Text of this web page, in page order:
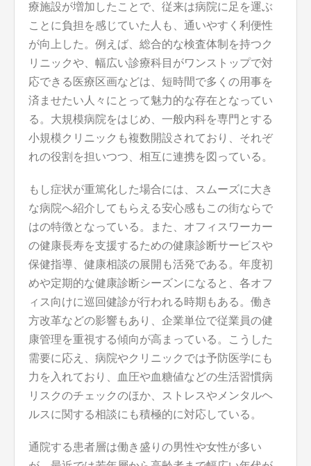
療施設が増加したことで、従来は病院に足を運ぶ
ことに負担を感じていた人も、通いやすく利便性
が向上した。例えば、総合的な検査体制を持つク
リニックや、幅広い診療科目がワンストップで対
応できる医療区画などは、短時間で多くの用事を
済ませたい人々にとって魅力的な存在となってい
る。大規模病院をはじめ、一般内科を専門とする
小規模クリニックも複数開設されており、それぞ
れの役割を担いつつ、相互に連携を図っている。
もし症状が重篤化した場合には、スムーズに大き
な病院へ紹介してもらえる安心感もこの街ならで
はの特徴となっている。また、オフィスワーカー
の健康長寿を支援するための健康診断サービスや
保健指導、健康相談の展開も活発である。年度初
めや定期的な健康診断シーズンになると、各オフ
ィス向けに巡回健診が行われる時期もある。働き
方改革などの影響もあり、企業単位で従業員の健
康管理を重視する傾向が高まっている。こうした
需要に応え、病院やクリニックでは予防医学にも
力を入れており、血圧や血糖値などの生活習慣病
リスクのチェックのほか、ストレスやメンタルヘ
ルスに関する相談にも積極的に対応している。
通院する患者層は働き盛りの男性や女性が多い